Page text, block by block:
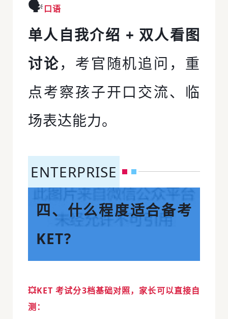
🗣️口语
单人自我介绍 + 双人看图
讨论，考官随机追问，重
点考察孩子开口交流、临
场表达能力。
ENTERPRISE
四、什么程度适合备考
KET?
💥KET 考试分3档基础对照，家长可以直接自
测：